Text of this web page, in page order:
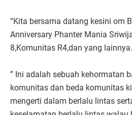
“Kita bersama datang kesini om
Anniversary Phanter Mania
8,Komunitas R4,dan yang lainnya.
” Ini adalah sebuah kehormatan
komunitas dan beda komunitas
mengerti dalam berlalu lintas